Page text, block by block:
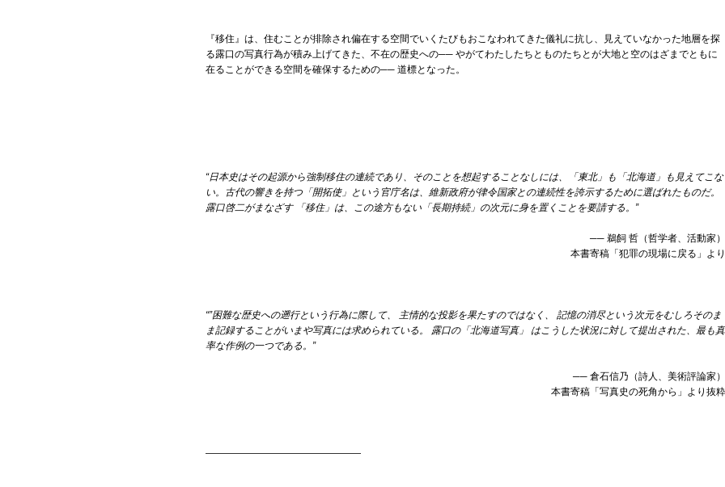
『移住』は、住むことが排除され偏在する空間でいくたびもおこなわれてきた儀礼に抗し、見えていなかった地層を探
る露口の写真行為が積み上げてきた、不在の歴史への── やがてわたしたちとものたちとが大地と空のはざまでともに
在ることができる空間を確保するための── 道標となった。
“日本史はその起源から強制移住の連続であり、 そのことを想起することなしには、「東北」も 「北海道」も見えてこな
い。
古代の響きを持つ「開拓使」という官庁名は、 維新政府が律令国家との連続性を誇示するために選ばれたものだ。
露口啓二がまなざす 「移住」は、 この途方もない「長期持続」の次元に身を置くことを要請する。”
── 鵜飼 哲（哲学者、活動家）
本書寄稿「犯罪の現場に戻る」より
“”困難な歴史への遡行という行為に際して、 主情的な投影を果たすのではなく、 記憶の消尽という次元をむしろそのま
ま記録することがいまや写真には求められている。 露口の「北海道写真」 はこうした状況に対して提出された、最も真
率な作例の一つである。”
── 倉石信乃（詩人、美術評論家）
本書寄稿「写真史の死角から」より抜粋
————————————————